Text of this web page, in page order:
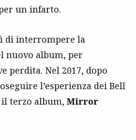
un infarto.
di interrompere la
nuovo album, per
perdita. Nel 2017, dopo
l’esperienza dei Bell
terzo album, Mirror